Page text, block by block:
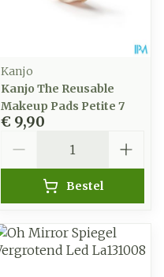
Kanjo
Kanjo The Reusable
Makeup Pads Petite 7
€ 9,90
Bestel